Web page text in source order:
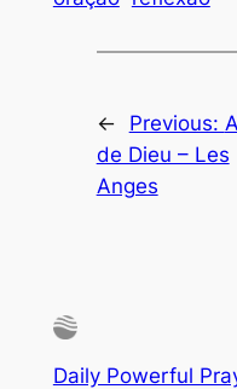
← Previous:
de Dieu – Les
Anges
Daily Powerful